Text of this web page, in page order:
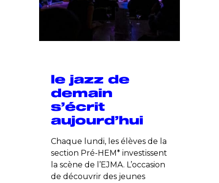
le jazz de
demain
s’écrit
aujourd’hui
Chaque lundi, les élèves de la
section Pré-HEM* investissent
la scène de l’EJMA. L’occasion
de découvrir des jeunes